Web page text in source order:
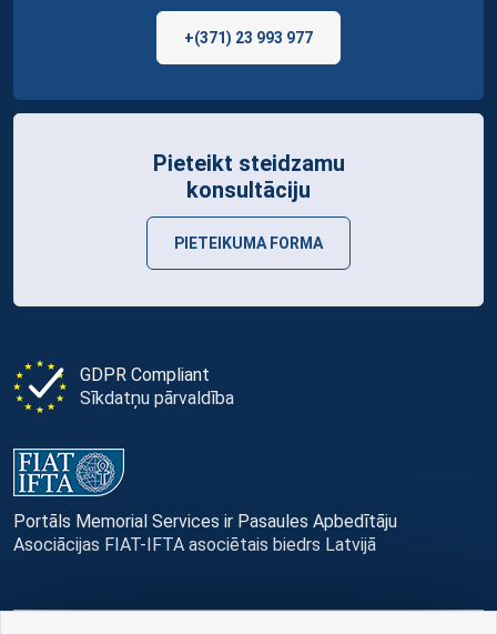
GDPR Compliant
Sīkdatņu pārvaldība
Portāls Memorial Services ir Pasaules Apbedītāju
Asociācijas FIAT-IFTA asociētais biedrs Latvijā
+(371) 23 993 977
Pieteikt steidzamu
konsultāciju
PIETEIKUMA FORMA